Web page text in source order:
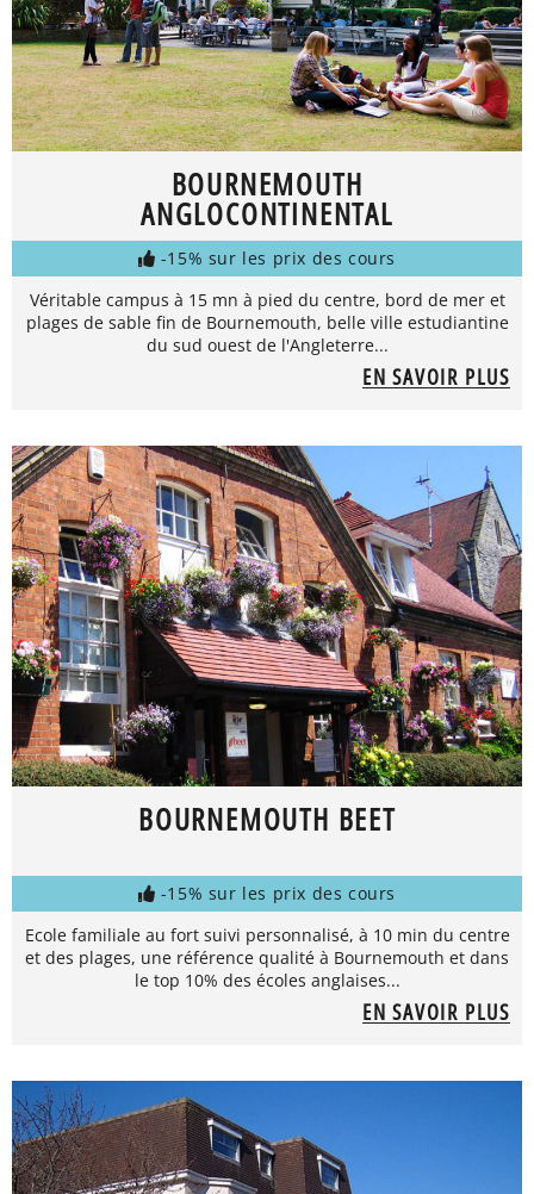
BOURNEMOUTH
ANGLOCONTINENTAL
-15% sur les prix des cours
Véritable campus à 15 mn à pied du centre, bord de mer et
plages de sable fin de Bournemouth, belle ville estudiantine
du sud ouest de l'Angleterre...
EN SAVOIR PLUS
BOURNEMOUTH BEET
-15% sur les prix des cours
Ecole familiale au fort suivi personnalisé, à 10 min du centre
et des plages, une référence qualité à Bournemouth et dans
le top 10% des écoles anglaises...
EN SAVOIR PLUS